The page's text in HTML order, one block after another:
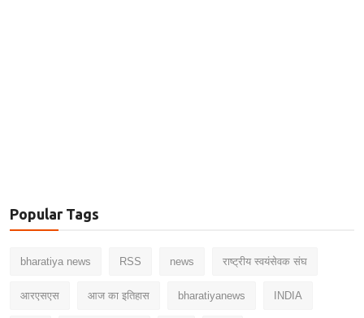
Popular Tags
bharatiya news RSS news राष्ट्रीय स्वयंसेवक संघ
आरएसएस आज का इतिहास bharatiyanews INDIA